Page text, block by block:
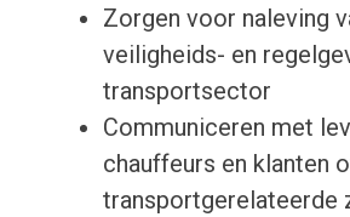
Zorgen voor naleving
veiligheids- en
transportsector
Communiceren met
chauffeurs en klanten
transportgerelateerde